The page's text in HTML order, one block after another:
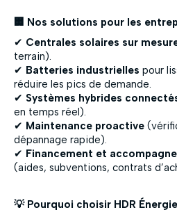
🏢 Nos solutions pour les
✔ Centrales solaires sur
terrain).
✔ Batteries industrielles pour
réduire les pics de demande.
✔ Systèmes hybrides
en temps réel).
✔ Maintenance proactive
dépannage rapide).
✔ Financement et
(aides, subventions, contrats
💡 Pourquoi choisir HDR